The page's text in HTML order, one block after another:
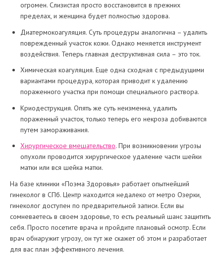
огромен. Слизистая просто восстановится в прежних
пределах, и женщина будет полностью здорова.
Диатермокоагуляция. Суть процедуры аналогична – удалить
поврежденный участок кожи. Однако меняется инструмент
воздействия. Теперь главная деструктивная сила – это ток.
Химическая коагуляция. Еще одна сходная с предыдущими
вариантами процедура, которая приводит к удалению
пораженного участка при помощи специального раствора.
Криодеструкция. Опять же суть неизменна, удалить
пораженный участок, только теперь его некроза добиваются
путем замораживания.
Хирургическое вмешательство. При возникновении угрозы
опухоли проводится хирургическое удаление части шейки
матки или вся шейка матки.
На базе клиники «Поэма Здоровья» работает опытнейший
гинеколог в СПб. Центр находится недалеко от метро Озерки,
гинеколог доступен по предварительной записи. Если вы
сомневаетесь в своем здоровье, то есть реальный шанс защитить
себя. Просто посетите врача и пройдите плановый осмотр. Если
врач обнаружит угрозу, он тут же скажет об этом и разработает
для вас план эффективного лечения.